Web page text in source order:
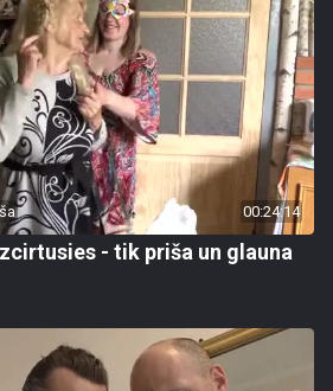
00:24:14
- tik priša un glauna